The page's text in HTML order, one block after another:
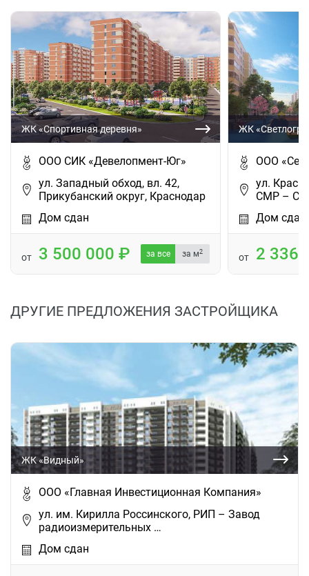
ЖК «Спортивная деревня»
ООО СИК «Девелопмент-Юг»
ул. Западный обход, вл. 42,
Прикубанский округ, Краснодар
Дом сдан
от 3 500 000 за все за м2
ЖК
ООО
ул.
СМР –
Дом сдан
от 2 336
ДРУГИЕ ПРЕДЛОЖЕНИЯ ЗАСТРОЙЩИКА
ЖК «Видный»
ООО «Главная Инвестиционная Компания»
ул. им. Кирилла Россинского, РИП – Завод
радиоизмерительных …
Дом сдан